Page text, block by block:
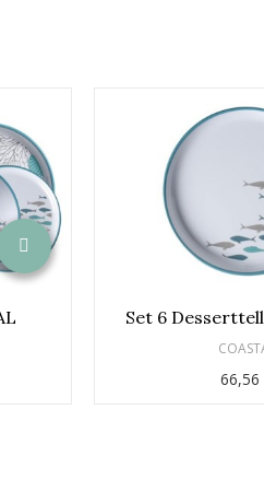
Set 6
66,56